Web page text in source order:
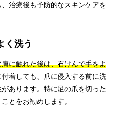
治療後も予防的なスキンケアを
く洗う
に触れた後は、石けんで手をよ
付着しても、爪に侵入する前に洗
あります。特に足の爪を切った
とをお勧めします。